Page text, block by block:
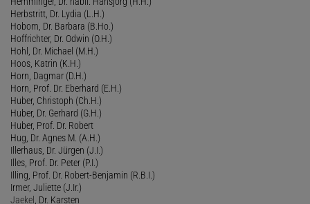
Herbstritt, Dr. Lydia (L.H.)
Hobom, Dr. Barbara (B.Ho.)
Hoffrichter, Dr. Odwin (O.H.)
Hohl, Dr. Michael (M.H.)
Hoos, Katrin (K.H.)
Horn, Dagmar (D.H.)
Horn, Prof. Dr. Eberhard (E.H.)
Huber, Christoph (Ch.H.)
Huber, Dr. Gerhard (G.H.)
Huber, Prof. Dr. Robert
Hug, Dr. Agnes M. (A.H.)
Illerhaus, Dr. Jürgen (J.I.)
Illes, Prof. Dr. Peter (P.I.)
Illing, Prof. Dr. Robert-Benjamin (R.B.I.)
Irmer, Juliette (J.Ir.)
Jaekel
, Dr. Karsten